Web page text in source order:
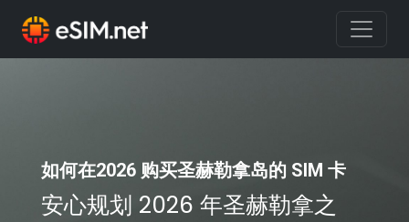
如何在2026 购买圣赫勒拿岛的 SIM 卡
安心规划 2026 年圣赫勒拿之